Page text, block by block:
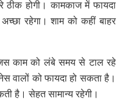
ठीक होगी। कामकाज में फायदा
रहेगा। शाम को कहीं बाहर
काम को लंबे समय से टाल रहे
वालों को फायदा हो सकता है।
है। सेहत सामान्य रहेगी।